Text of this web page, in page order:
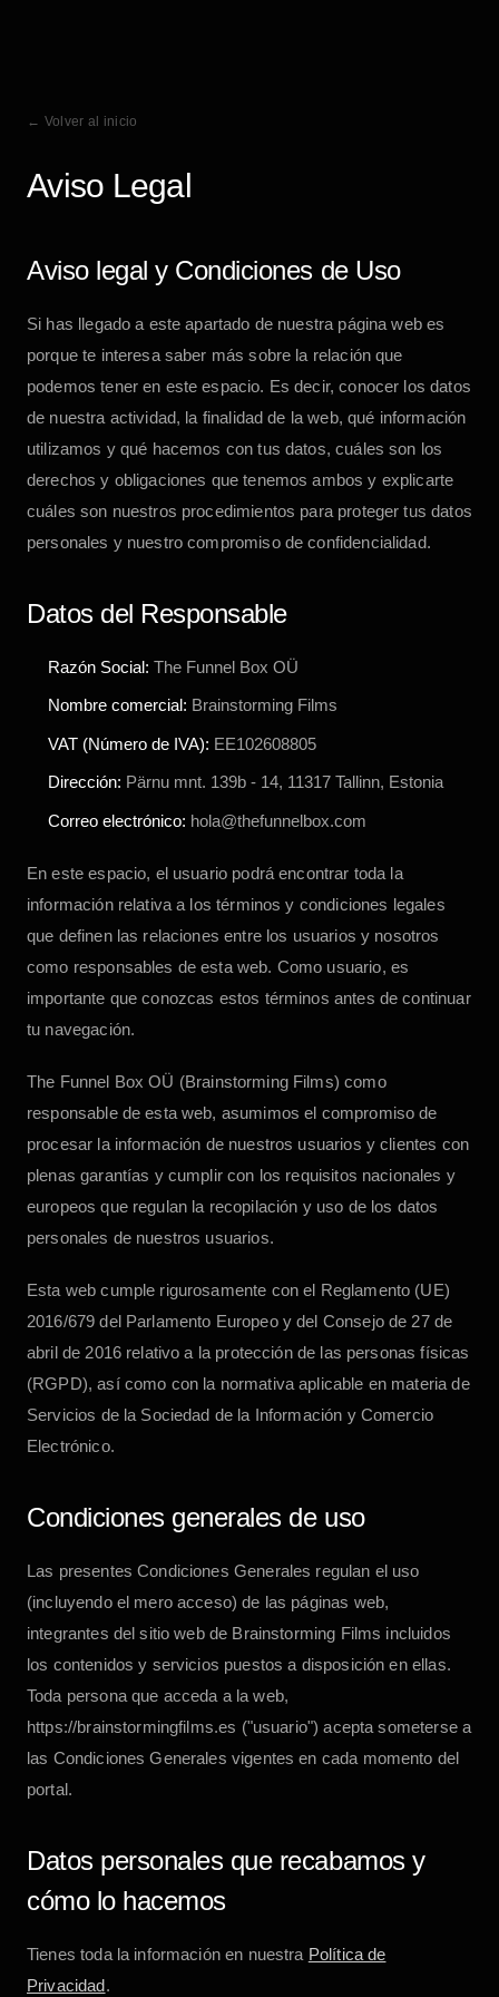
← Volver al inicio
Aviso Legal
Aviso legal y Condiciones de Uso
Si has llegado a este apartado de nuestra página web es
porque te interesa saber más sobre la relación que
podemos tener en este espacio. Es decir, conocer los datos
de nuestra actividad, la finalidad de la web, qué información
utilizamos y qué hacemos con tus datos, cuáles son los
derechos y obligaciones que tenemos ambos y explicarte
cuáles son nuestros procedimientos para proteger tus datos
personales y nuestro compromiso de confidencialidad.
Datos del Responsable
Razón Social: The Funnel Box OÜ
Nombre comercial: Brainstorming Films
VAT (Número de IVA): EE102608805
Dirección: Pärnu mnt. 139b - 14, 11317 Tallinn, Estonia
Correo electrónico: hola@thefunnelbox.com
En este espacio, el usuario podrá encontrar toda la
información relativa a los términos y condiciones legales
que definen las relaciones entre los usuarios y nosotros
como responsables de esta web. Como usuario, es
importante que conozcas estos términos antes de continuar
tu navegación.
The Funnel Box OÜ (Brainstorming Films) como
responsable de esta web, asumimos el compromiso de
procesar la información de nuestros usuarios y clientes con
plenas garantías y cumplir con los requisitos nacionales y
europeos que regulan la recopilación y uso de los datos
personales de nuestros usuarios.
Esta web cumple rigurosamente con el Reglamento (UE)
2016/679 del Parlamento Europeo y del Consejo de 27 de
abril de 2016 relativo a la protección de las personas físicas
(RGPD), así como con la normativa aplicable en materia de
Servicios de la Sociedad de la Información y Comercio
Electrónico.
Condiciones generales de uso
Las presentes Condiciones Generales regulan el uso
(incluyendo el mero acceso) de las páginas web,
integrantes del sitio web de Brainstorming Films incluidos
los contenidos y servicios puestos a disposición en ellas.
Toda persona que acceda a la web,
https://brainstormingfilms.es ("usuario") acepta someterse a
las Condiciones Generales vigentes en cada momento del
portal.
Datos personales que recabamos y
cómo lo hacemos
Tienes toda la información en nuestra Política de
Privacidad.